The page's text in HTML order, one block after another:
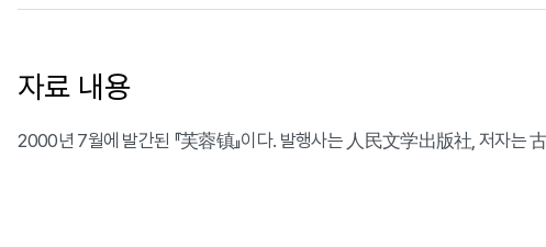
자료 내용
2000년 7월에 발간된 『芙蓉镇』이다. 발행사는 人民文学出版社, 저자는